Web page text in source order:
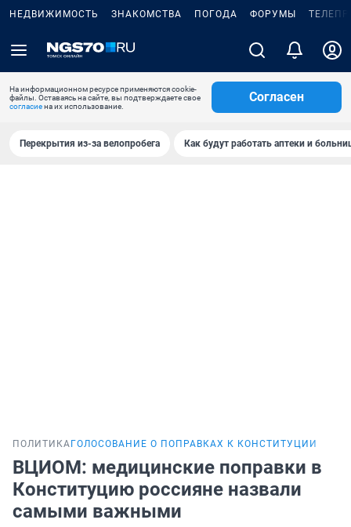
НЕДВИЖИМОСТЬ ЗНАКОМСТВА ПОГОДА ФОРУМЫ
На информационном ресурсе применяются cookie-
файлы. Оставаясь на сайте, вы подтверждаете свое
согласиена их использование.
Согласен
Перекрытия из-за велопробега Как будут работать аптеки и
ПОЛИТИКА ГОЛОСОВАНИЕ О ПОПРАВКАХ К КОНСТИТУЦИИ
ВЦИОМ: медицинские поправки в
Конституцию россияне назвали
самыми важными